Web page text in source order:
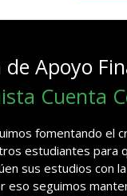
de Apoyo
Cuenta
fomentando el
estudiantes para
sus estudios con
eso seguimos